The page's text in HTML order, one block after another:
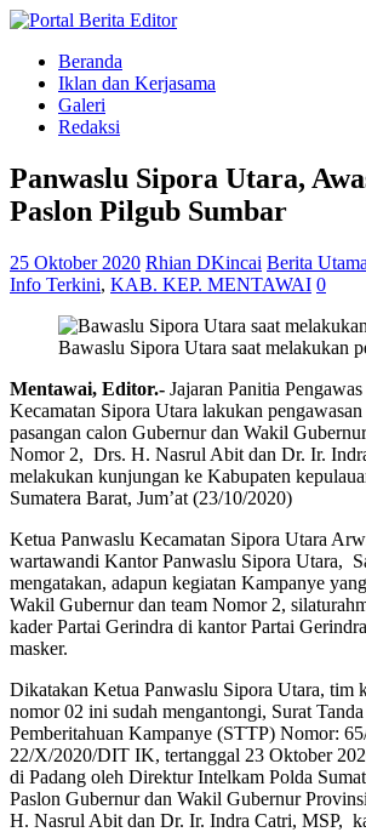
Beranda
Iklan dan Kerjasama
Galeri
Redaksi
Panwaslu Sipora Utara,
Paslon Pilgub Sumbar
25 Oktober 2020 Rhian DKincai Berita Utama
Info Terkini, KAB. KEP. MENTAWAI 0
Bawaslu Sipora Utara saat melakukan
Mentawai, Editor.- Jajaran Panitia
Kecamatan Sipora Utara lakukan
pasangan calon Gubernur dan Wakil
Nomor 2, Drs. H. Nasrul Abit dan Dr. Ir.
melakukan kunjungan ke Kabupaten
Sumatera Barat, Jum’at (23/10/2020)
Ketua Panwaslu Kecamatan Sipora Utara
wartawandi Kantor Panwaslu Sipora Utara,
mengatakan, adapun kegiatan Kampanye
Wakil Gubernur dan team Nomor 2,
kader Partai Gerindra di kantor Partai
masker.
Dikatakan Ketua Panwaslu Sipora Utara, tim
nomor 02 ini sudah mengantongi, Surat
Pemberitahuan Kampanye (STTP) Nomor:
22/X/2020/DIT IK, tertanggal 23 Oktober
di Padang oleh Direktur Intelkam Polda
Paslon Gubernur dan Wakil Gubernur
H. Nasrul Abit dan Dr. Ir. Indra Catri, MSP,